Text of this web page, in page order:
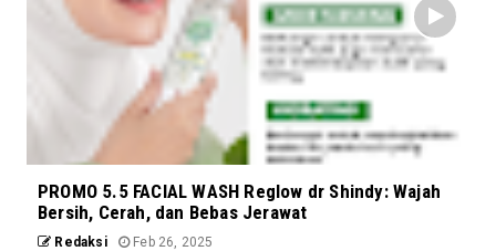
PROMO 5.5 FACIAL WASH Reglow dr Shindy: Wajah
Bersih, Cerah, dan Bebas Jerawat
Redaksi Feb 26, 2025